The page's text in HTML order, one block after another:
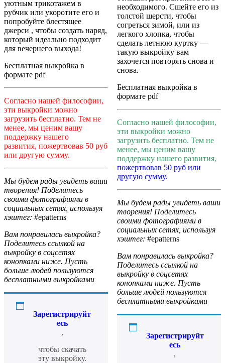
уютным трикотажем в
рубчик или укоротите его и
попробуйте блестящее
джерси , чтобы создать наряд,
который идеально подходит
для вечернего выхода!
Бесплатная выкройка в
формате pdf
Согласно нашей философии,
эти выкройки можно
загрузить бесплатно. Тем не
менее, мы ценим вашу
поддержку нашего
развития, пожертвовав 50 руб
или другую сумму.
Мы будем рады увидеть ваши
творения! Поделитесь
своими фотографиями в
социальных сетях, используя
хэштег: #epatterns
Вам понравилась выкройка?
Поделитесь ссылкой на
выкройку в соцсетях
конопками ниже. Пусть
больше людей пользуются
бесплатными выкройками
Зарегистрируйт
есь
,
чтобы скачать
эту выкройку.
необходимого. Сшейте его из
толстой шерсти, чтобы
согреться зимой, или из
легкого хлопка, чтобы
сделать летнюю куртку —
такую ​​выкройку вам
захочется повторять снова и
снова.
Бесплатная выкройка в
формате pdf
Согласно нашей философии,
эти выкройки можно
загрузить бесплатно. Тем не
менее, мы ценим вашу
поддержку нашего развития,
пожертвовав 50 руб или
другую сумму.
Мы будем рады увидеть ваши
творения! Поделитесь
своими фотографиями в
социальных сетях, используя
хэштег: #epatterns
Вам понравилась выкройка?
Поделитесь ссылкой на
выкройку в соцсетях
конопками ниже. Пусть
больше людей пользуются
бесплатными выкройками
Зарегистрируйт
есь
,